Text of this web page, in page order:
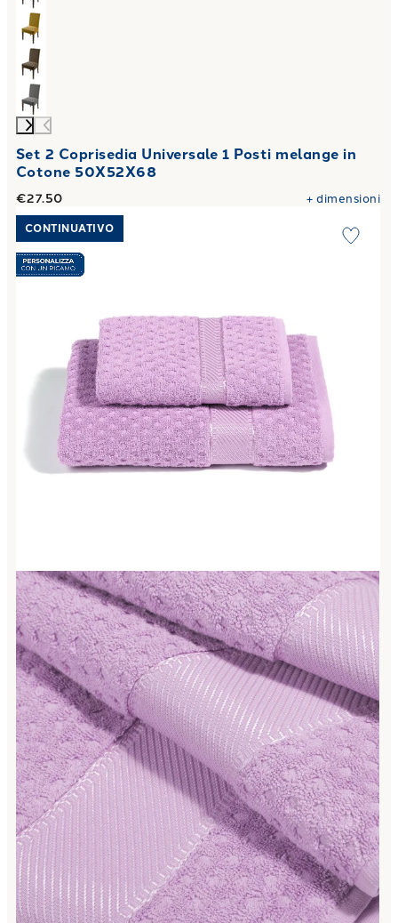
Set 2 Coprisedia Universale 1 Posti melange in
Cotone 50X52X68
€27.50 +dimensioni
Link to "Asciugamano con Ospite Sirena in Cotone 450 gr/
CONTINUATIVO